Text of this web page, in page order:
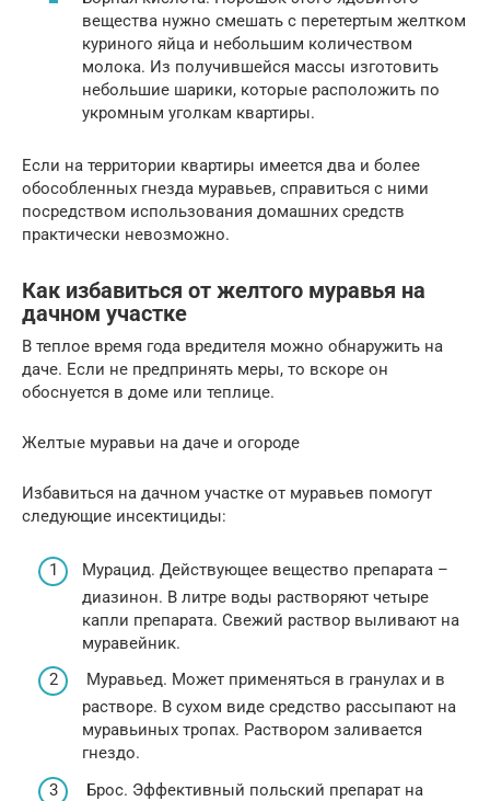
вещества нужно смешать с перетертым желтком
куриного яйца и небольшим количеством
молока. Из получившейся массы изготовить
небольшие шарики, которые расположить по
укромным уголкам квартиры.
Если на территории квартиры имеется два и более
обособленных гнезда муравьев, справиться с ними
посредством использования домашних средств
практически невозможно.
Как избавиться от желтого муравья на
дачном участке
В теплое время года вредителя можно обнаружить на
даче. Если не предпринять меры, то вскоре он
обоснуется в доме или теплице.
Желтые муравьи на даче и огороде
Избавиться на дачном участке от муравьев помогут
следующие инсектициды:
Мурацид. Действующее вещество препарата –
диазинон. В литре воды растворяют четыре
капли препарата. Свежий раствор выливают на
муравейник.
Муравьед. Может применяться в гранулах и в
растворе. В сухом виде средство рассыпают на
муравьиных тропах. Раствором заливается
гнездо.
Брос. Эффективный польский препарат на